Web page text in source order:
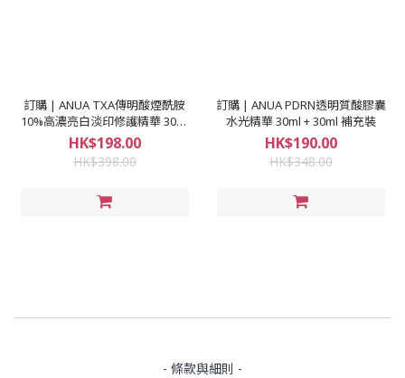
訂購 | ANUA TXA傳明酸煙酰胺
10%高濃亮白淡印修護精華 30ml
x 2
HK$198.00
HK$398.00
訂購 | ANUA PDRN透明質酸膠囊
水光精華 30ml + 30ml 補充裝
HK$190.00
HK$348.00
- 條款與細則 -